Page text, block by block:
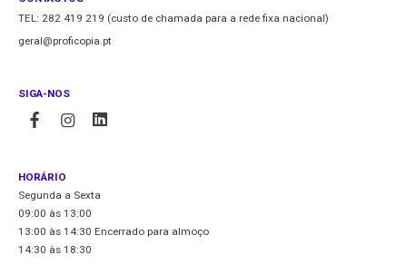
TEL: 282 419 219 (custo de chamada para a rede fixa nacional)
geral@proficopia.pt
SIGA-NOS
HORÁRIO
Segunda a Sexta
09:00 às 13:00
13:00 às 14:30 Encerrado para almoço
14:30 às 18:30